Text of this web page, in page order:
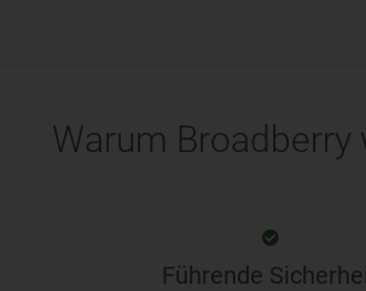
Warum Broadberry
Führende